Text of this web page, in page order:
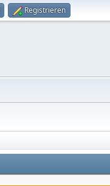
Registrieren